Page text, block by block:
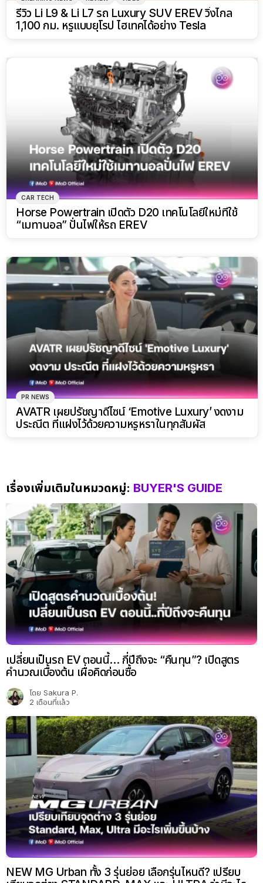
รีวิว Li L9 & Li L7 รถ Luxury SUV EREV วิ่งไกล
1,100 กม. หรูแบบยุโรป ไฮเทคได้อย่าง Tesla
CAR TECH
Horse Powertrain เปิดตัว D20 เทคโนโลยีใหม่ที่ใช้
“เมทานอล” ปั่นไฟให้รถ EREV
PR NEWS
AVATR เผยปรัชญาดีไซน์ ‘Emotive Luxury’ งดงาม
ประณีต ที่แฝงไว้ด้วยความหรูหราในทุกสัมผัส
เรื่องเพิ่มเติมในหมวดหมู่: BUYER'S GUIDE
เปลี่ยนเป็นรถ EV ตอนนี้… กี่ปีถึงจะ “คืนทุน”? เปิดสูตร
คำนวณเบื้องต้น เผื่อคิดก่อนซื้อ
โดย Sakura P.
2 เดือนที่แล้ว
NEW MG Urban ทั้ง 3 รุ่นย่อย เลือกรุ่นไหนดี? เปรียบ